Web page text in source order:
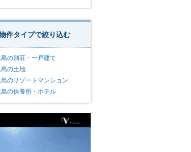
件タイプで絞り込む
島の別荘・一戸建て
島の土地
島のリゾートマンション
島の保養所・ホテル